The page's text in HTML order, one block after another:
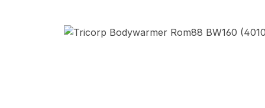
Afbeeldingengalerij overslaan